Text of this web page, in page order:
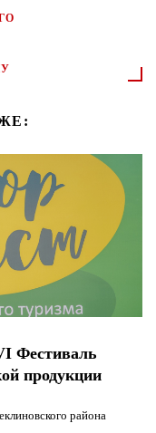
Фестиваль
продукции
района